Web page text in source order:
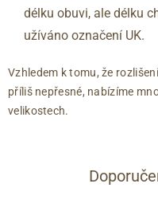
délku obuvi, ale délku
užíváno označení UK.
Vzhledem k tomu, že
příliš nepřesné, nabízíme
velikostech.